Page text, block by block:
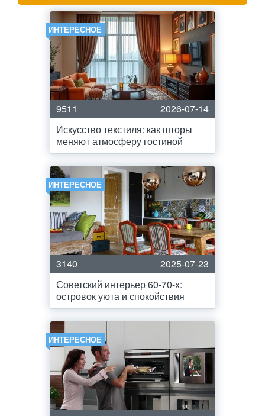
ИНТЕРЕСНОЕ
9511
2026-07-14
Искусство текстиля: как шторы
меняют атмосферу гостиной
ИНТЕРЕСНОЕ
3140
2025-07-23
Советский интерьер 60-70-х:
островок уюта и спокойствия
ИНТЕРЕСНОЕ